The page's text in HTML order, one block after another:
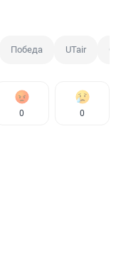
Победа UTair
0 0